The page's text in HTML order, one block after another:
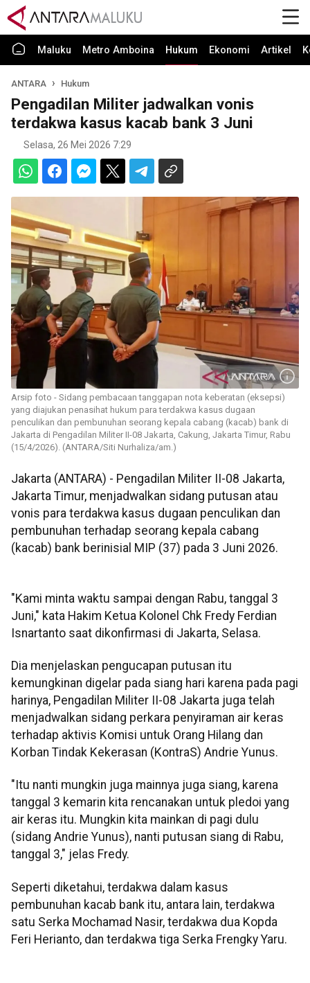
Maluku Metro Amboina Hukum Ekonomi Artikel
ANTARA Hukum
Pengadilan Militer jadwalkan vonis
terdakwa kasus kacab bank 3 Juni
Selasa, 26 Mei 2026 7:29
Arsip foto - Sidang pembacaan tanggapan nota keberatan (eksepsi)
yang diajukan penasihat hukum para terdakwa kasus dugaan
penculikan dan pembunuhan seorang kepala cabang (kacab) bank di
Jakarta di Pengadilan Militer II-08 Jakarta, Cakung, Jakarta Timur, Rabu
(15/4/2026). (ANTARA/Siti Nurhaliza/am.)
Jakarta (ANTARA) - Pengadilan Militer II-08 Jakarta,
Jakarta Timur, menjadwalkan sidang putusan atau
vonis para terdakwa kasus dugaan penculikan dan
pembunuhan terhadap seorang kepala cabang
(kacab) bank berinisial MIP (37) pada 3 Juni 2026.
"Kami minta waktu sampai dengan Rabu, tanggal 3
Juni," kata Hakim Ketua Kolonel Chk Fredy Ferdian
Isnartanto saat dikonfirmasi di Jakarta, Selasa.
Dia menjelaskan pengucapan putusan itu
kemungkinan digelar pada siang hari karena pada pagi
harinya, Pengadilan Militer II-08 Jakarta juga telah
menjadwalkan sidang perkara penyiraman air keras
terhadap aktivis Komisi untuk Orang Hilang dan
Korban Tindak Kekerasan (KontraS) Andrie Yunus.
"Itu nanti mungkin juga mainnya juga siang, karena
tanggal 3 kemarin kita rencanakan untuk pledoi yang
air keras itu. Mungkin kita mainkan di pagi dulu
(sidang Andrie Yunus), nanti putusan siang di Rabu,
tanggal 3," jelas Fredy.
Seperti diketahui, terdakwa dalam kasus
pembunuhan kacab bank itu, antara lain, terdakwa
satu Serka Mochamad Nasir, terdakwa dua Kopda
Feri Herianto, dan terdakwa tiga Serka Frengky Yaru.